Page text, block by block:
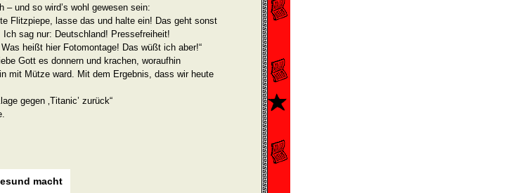
– und so wird’s wohl gewesen sein:
Flitzpiepe, lasse das und halte ein! Das geht sonst
Ich sag nur: Deutschland! Pressefreiheit!
heißt hier Fotomontage! Das wüßt ich aber!“
Gott es donnern und krachen, woraufhin
mit Mütze ward. Mit dem Ergebnis, dass wir heute
gegen ‚Titanic’ zurück“
macht